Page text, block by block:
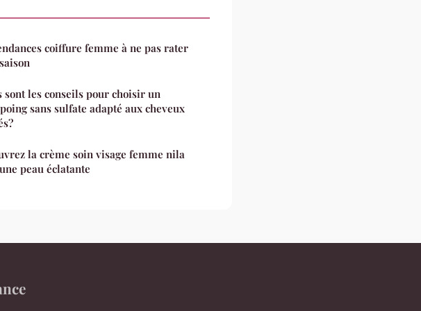
coiffure femme à ne pas rater
sont les conseils pour choisir un
sans sulfate adapté aux cheveux
la crème soin visage femme nila
peau éclatante